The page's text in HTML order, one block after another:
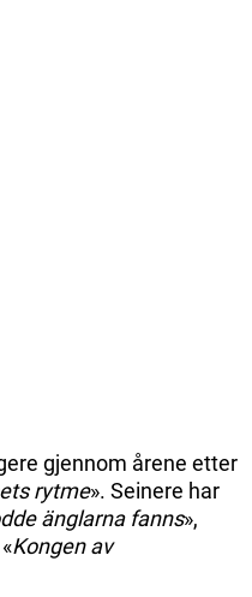
gjennom årene etter
rytme». Seinere har
änglarna fanns»,
Kongen av